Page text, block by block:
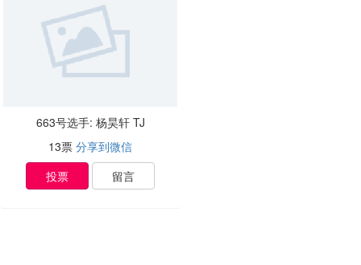
663号选手: 杨昊轩 TJ
13票 分享到微信
投票
留言